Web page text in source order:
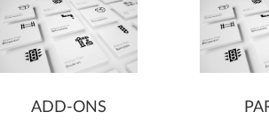
ADD-ONS